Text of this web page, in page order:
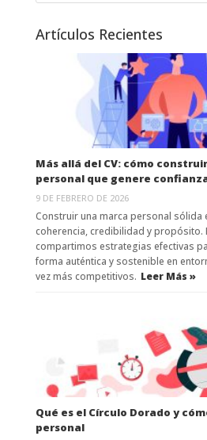
Artículos Recientes
Más allá del CV: cómo
personal que genere
9 DE FEBRERO DE 2026
Construir una marca personal sólida
coherencia, credibilidad y propósito.
compartimos estrategias efectivas
forma auténtica y sostenible en
vez más competitivos. Leer Más »
Qué es el Círculo Dorado y
personal